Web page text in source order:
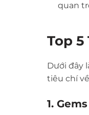
quan
Top 5
Dưới đây
tiêu chí
1.